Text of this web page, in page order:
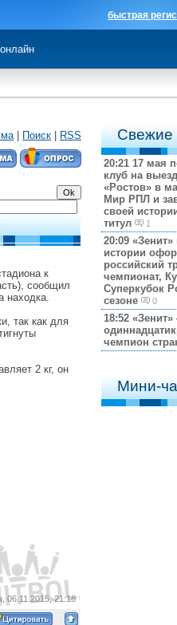
быстрая
онлайн
Свежие
20:21 17 мая
клуб на
«Ростов» в
Мир РПЛ и
своей
титул
1
20:09
истории
российский
чемпионат,
Суперкубок
сезоне
0
18:52
чемпион
Мини-
| Поиск RSS
к
сообщил
находка.
так как для
2 кг, он
06.11.2015, 21:18